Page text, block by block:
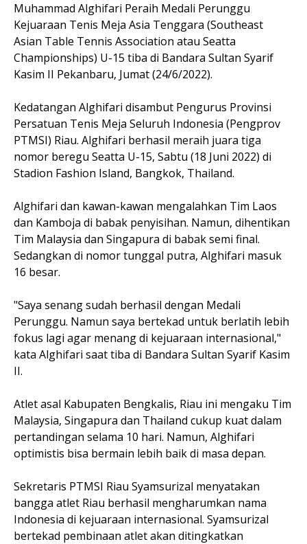
Muhammad Alghifari Peraih Medali Perunggu
Kejuaraan Tenis Meja Asia Tenggara (Southeast
Asian Table Tennis Association atau Seatta
Championships) U-15 tiba di Bandara Sultan Syarif
Kasim II Pekanbaru, Jumat (24/6/2022).
Kedatangan Alghifari disambut Pengurus Provinsi
Persatuan Tenis Meja Seluruh Indonesia (Pengprov
PTMSI) Riau. Alghifari berhasil meraih juara tiga
nomor beregu Seatta U-15, Sabtu (18 Juni 2022) di
Stadion Fashion Island, Bangkok, Thailand.
Alghifari dan kawan-kawan mengalahkan Tim Laos
dan Kamboja di babak penyisihan. Namun, dihentikan
Tim Malaysia dan Singapura di babak semi final.
Sedangkan di nomor tunggal putra, Alghifari masuk
16 besar.
"Saya senang sudah berhasil dengan Medali
Perunggu. Namun saya bertekad untuk berlatih lebih
fokus lagi agar menang di kejuaraan internasional,"
kata Alghifari saat tiba di Bandara Sultan Syarif Kasim
II.
Atlet asal Kabupaten Bengkalis, Riau ini mengaku Tim
Malaysia, Singapura dan Thailand cukup kuat dalam
pertandingan selama 10 hari. Namun, Alghifari
optimistis bisa bermain lebih baik di masa depan.
Sekretaris PTMSI Riau Syamsurizal menyatakan
bangga atlet Riau berhasil mengharumkan nama
Indonesia di kejuaraan internasional. Syamsurizal
bertekad pembinaan atlet akan ditingkatkan